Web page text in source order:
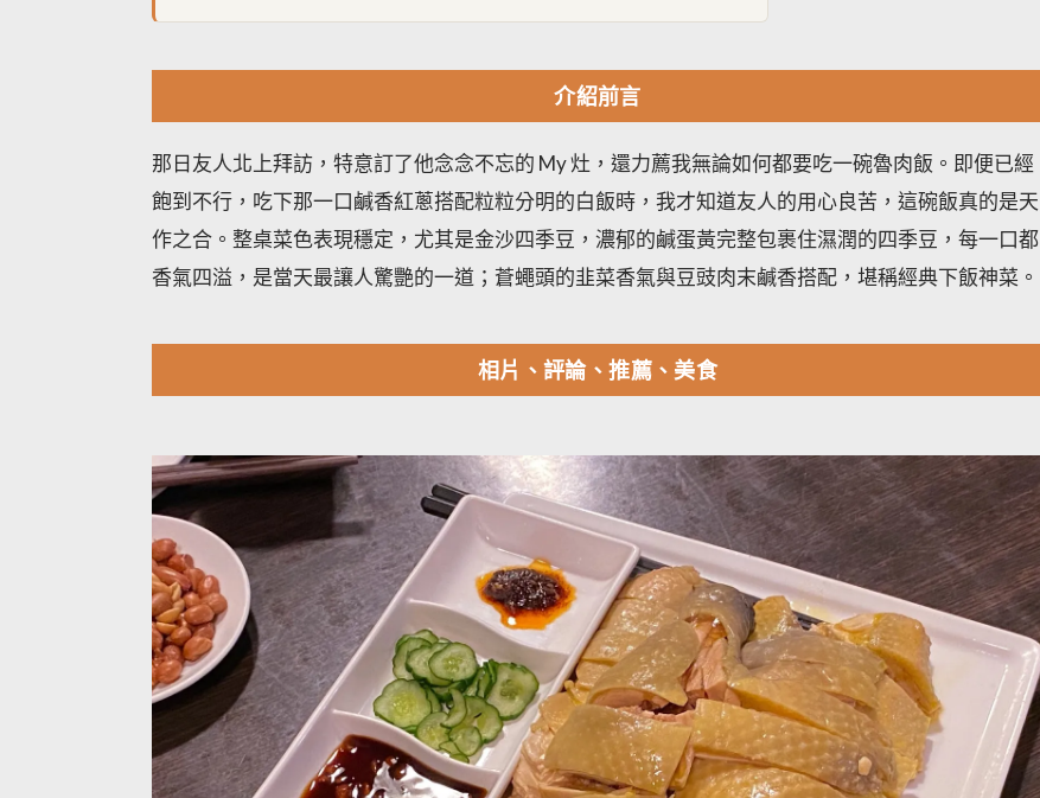
介紹前言
那日友人北上拜訪，特意訂了他念念不忘的 My 灶，還力薦我無論如何都要吃一碗魯肉飯。即便已經
飽到不行，吃下那一口鹹香紅蔥搭配粒粒分明的白飯時，我才知道友人的用心良苦，這碗飯真的是天
作之合。整桌菜色表現穩定，尤其是金沙四季豆，濃郁的鹹蛋黃完整包裹住濕潤的四季豆，每一口都
香氣四溢，是當天最讓人驚艷的一道；蒼蠅頭的韭菜香氣與豆豉肉末鹹香搭配，堪稱經典下飯神菜。
相片、評論、推薦、美食